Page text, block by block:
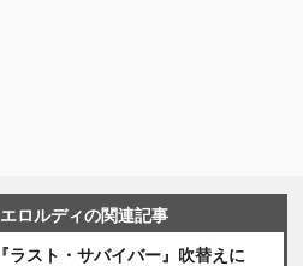
ロルディの関連記事
ラスト・サバイバー』吹替えに